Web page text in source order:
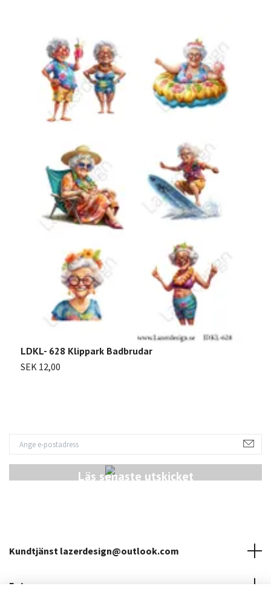
Läs senaste utskicket
LDKL- 628 Klippark Badbrudar
SEK 12,00
Kundtjänst lazerdesign@outlook.com
Fotmeny